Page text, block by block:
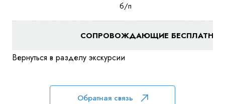
б/п
СОПРОВОЖДАЮЩИЕ БЕСПЛАТНО!
Вернуться в разделу экскурсии
Обратная связь